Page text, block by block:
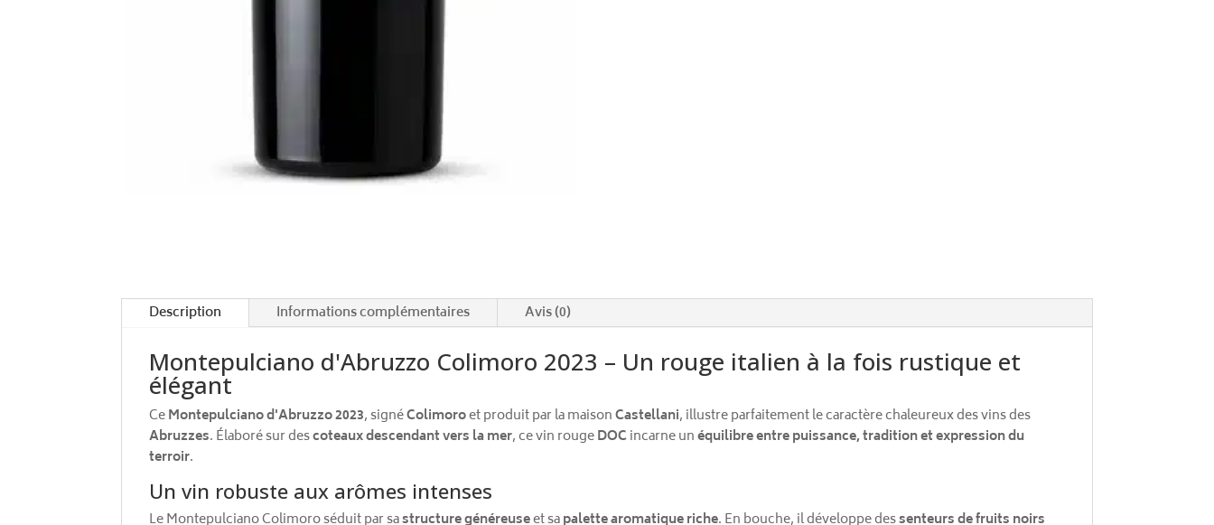
Description Informations complémentaires Avis (0)
Montepulciano d'Abruzzo Colimoro 2023 – Un rouge italien à la fois rustique et
élégant
CeMontepulciano d'Abruzzo 2023, signéColimoroet produit par la maisonCastellani, illustre parfaitement le caractère chaleureux des vins des
Abruzzes. Élaboré sur descoteaux descendant vers la mer, ce vin rougeDOCincarne unéquilibre entre puissance, tradition et expression du
terroir.
Un vin robuste aux arômes intenses
Le Montepulciano Colimoro séduit par sastructure généreuseet sapalette aromatique riche. En bouche, il développe dessenteurs de fruits noirs